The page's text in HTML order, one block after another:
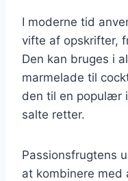
I moderne tid
vifte af opskrifter,
Den kan bruges i
marmelade til
den til en populær
salte retter.
Passionsfrugtens
at kombinere med